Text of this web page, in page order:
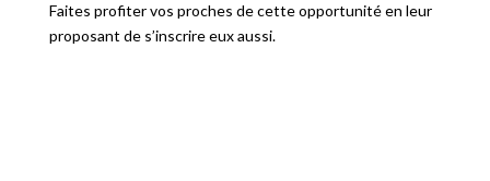
Faites profiter vos proches de cette opportunité en leur
proposant de s’inscrire eux aussi.